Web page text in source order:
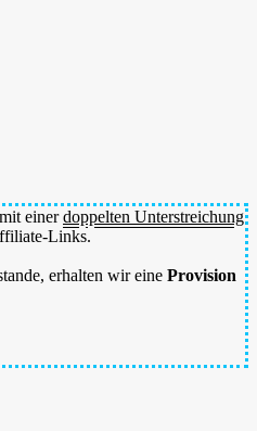
einerdoppelten Unterstreichung
Links.
erhalten wir eine Provision